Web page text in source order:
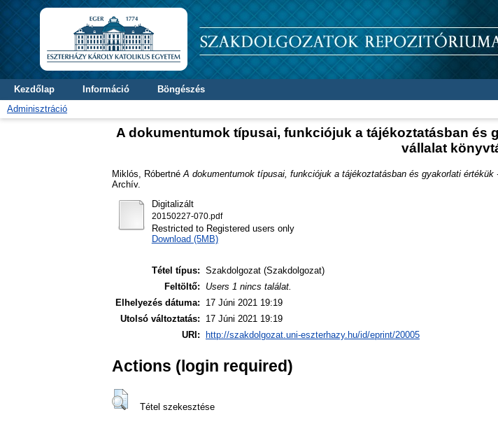
Kezdőlap Információ
Böngészés
Adminisztráció
A dokumentumok típusai, funkciójuk a tájékoztatásban és
vállalat
Miklós, Róbertné A dokumentumok típusai, funkciójuk a tájékoztatásban és gyakorlati
Archív.
Digitalizált
20150227-070.pdf
Restricted to Registered users only
Download (5MB)
Tétel típus: Szakdolgozat (Szakdolgozat)
Feltöltő:
Users 1 nincs találat.
Elhelyezés dátuma:
17 Júni 2021 19:19
Utolsó változtatás:
17 Júni 2021 19:19
URI:
http://szakdolgozat.uni-eszterhazy.hu/id/eprint/20005
Actions (login required)
Tétel szekesztése